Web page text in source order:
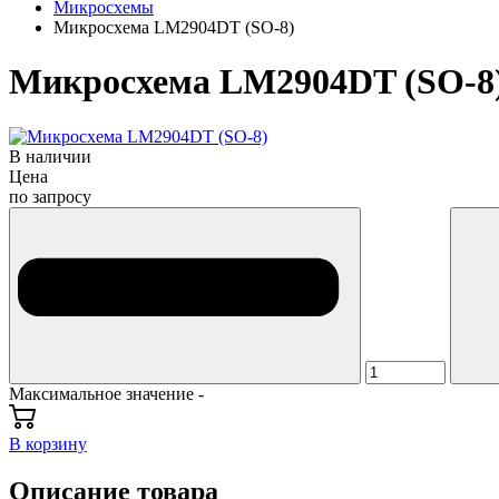
Микросхемы
Микросхема LM2904DT (SO-8)
Микросхема LM2904DT (SO-
В наличии
Цена
по запросу
Максимальное значение -
В корзину
Описание товара